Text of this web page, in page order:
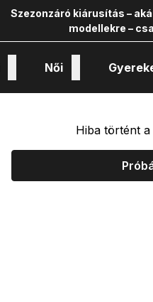
Szezonzáró kiárusítás –
modellekre –
Női
Hiba történt